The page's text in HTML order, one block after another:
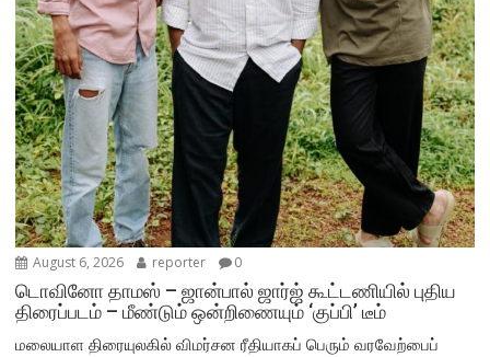
August 6, 2026 reporter 0
டொவினோ தாமஸ் – ஜான்பால் ஜார்ஜ் கூட்டணியில் புதிய
திரைப்படம் – மீண்டும் ஒன்றிணையும் ‘குப்பி’ டீம்
மலையாள திரையுலகில் விமர்சன ரீதியாகப் பெரும் வரவேற்பைப்